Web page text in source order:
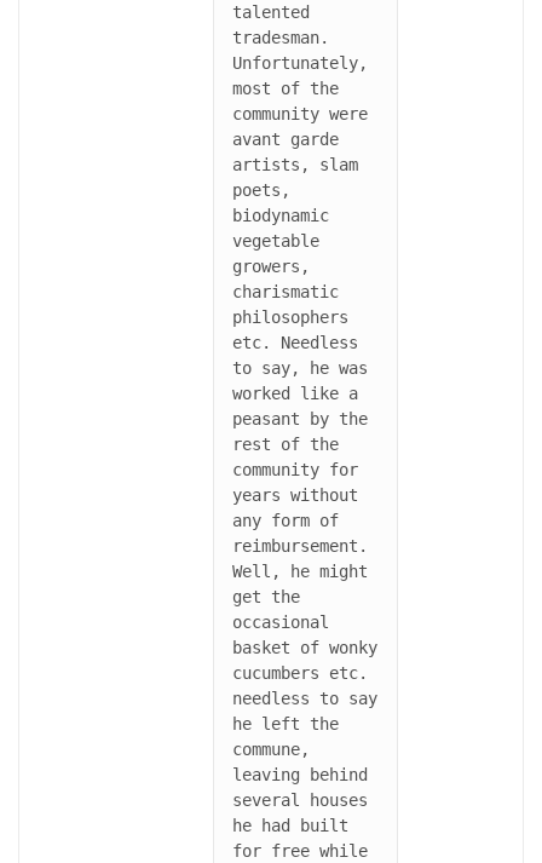
talented
tradesman.
Unfortunately,
most of the
community were
avant garde
artists, slam
poets,
biodynamic
vegetable
growers,
charismatic
philosophers
etc. Needless
to say, he was
worked like a
peasant by the
rest of the
community for
years without
any form of
reimbursement.
Well, he might
get the
occasional
basket of wonky
cucumbers etc.
needless to say
he left the
commune,
leaving behind
several houses
he had built
for free while